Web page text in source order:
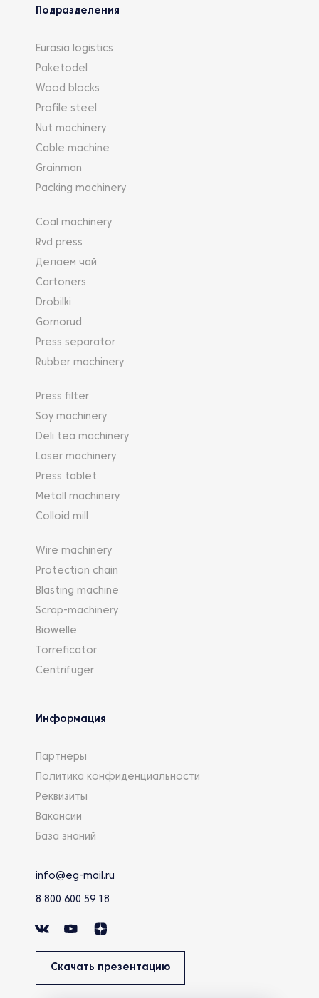
Подразделения
Eurasia logistics
Paketodel
Wood blocks
Profile steel
Nut machinery
Cable machine
Grainman
Packing machinery
Coal machinery
Rvd press
Делаем чай
Cartoners
Drobilki
Gornorud
Press separator
Rubber machinery
Press filter
Soy machinery
Deli tea machinery
Laser machinery
Press tablet
Metall machinery
Colloid mill
Wire machinery
Protection chain
Blasting machine
Scrap-machinery
Biowelle
Torreficator
Centrifuger
Информация
Партнеры
Политика конфиденциальности
Реквизиты
Вакансии
База знаний
info@eg-mail.ru
8 800 600 59 18
Скачать презентацию